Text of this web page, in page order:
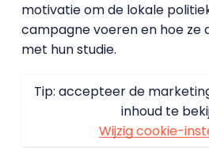
motivatie om de lokale
campagne voeren en hoe ze
met hun studie.
Tip: accepteer de
inhoud te
Wijzig cookie-